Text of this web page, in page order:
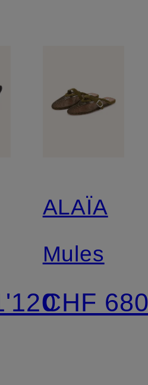
ALAÏA
Mules
CHF